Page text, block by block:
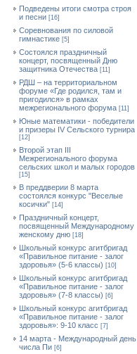
Подведены итоги смотра строя
и песни [16]
Соревнования по силовой
гимнастике [5]
Состоялся праздничный
концерт, посвященный Дню
защитника Отечества [11]
РДШ – на территориальном
форуме «Где родился, там и
пригодился» в рамках
межрегионального форума [11]
Юные математики - победители
и призеры IV Сельского турнира
[12]
Второй этап III
Межрегионального форума
сельских школ и малых городов
[15]
В преддверии 8 марта
состоялся конкурс "Веселые
косички" [14]
Праздничный концерт,
посвященный Международному
женскому дню [18]
Школьный конкурс агитбригад
«Правильное питание - залог
здоровья» (5-6 классы) [10]
Школьный конкурс агитбригад
«Правильное питание - залог
здоровья» (7-8 классы) [6]
Школьный конкурс агитбригад
«Правильное питание - залог
здоровья»: 9-10 класс [7]
14 марта - Международный день
числа Пи [6]